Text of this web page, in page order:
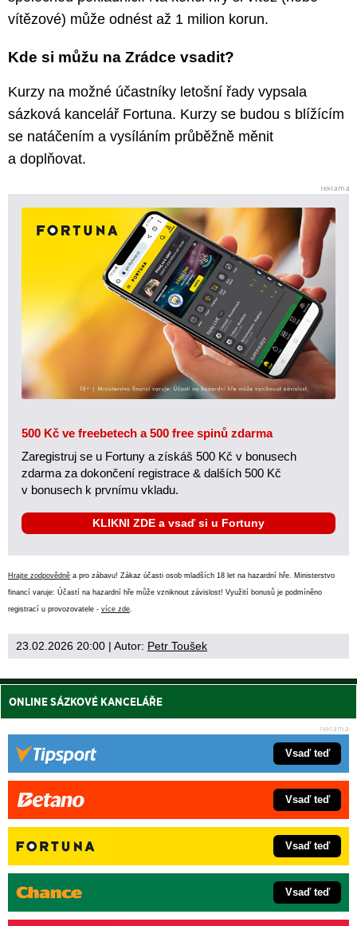
vítězové) může odnést až 1 milion korun.
Kde si můžu na Zrádce vsadit?
Kurzy na možné účastníky letošní řady vypsala
sázková kancelář Fortuna. Kurzy se budou s blížícím
se natáčením a vysíláním průběžně měnit
a doplňovat.
500 Kč ve freebetech a 500 free spinů zdarma
Zaregistruj se u Fortuny a získáš 500 Kč v bonusech
zdarma za dokončení registrace & dalších 500 Kč
v bonusech k prvnímu vkladu.
KLIKNI ZDE a vsaď si u Fortuny
Hrajte zodpovědně a pro zábavu! Zákaz účasti osob mladších 18 let na hazardní hře. Ministerstvo
financí varuje: Účastí na hazardní hře může vzniknout závislost! Využití bonusů je podmíněno
registrací u provozovatele - více zde
23.02.2026 20:00 | Autor: Petr Toušek
ONLINE SÁZKOVÉ KANCELÁŘE
Vsaď teď
Vsaď teď
Vsaď teď
Vsaď teď